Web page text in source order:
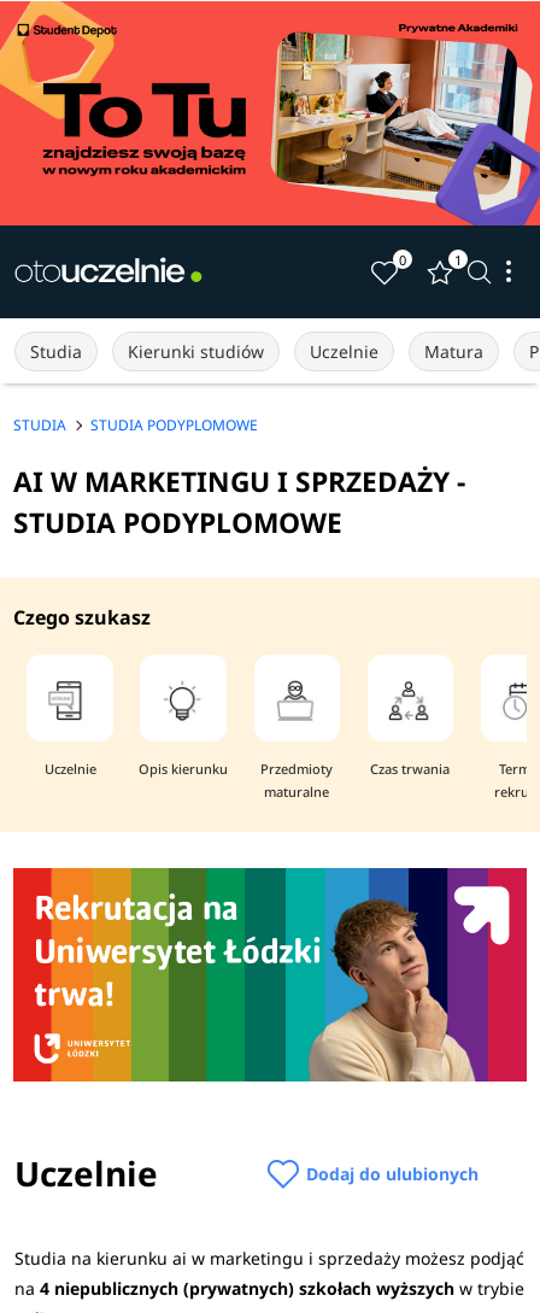
0 1
Studia Kierunki studiów Uczelnie Matura
STUDIA STUDIA PODYPLOMOWE
AI W MARKETINGU I SPRZEDAŻY -
STUDIA PODYPLOMOWE
Czego szukasz
Uczelnie Opis kierunku
Przedmioty
maturalne
Czas trwania
Uczelnie Dodaj do ulubionych
Studia na kierunku ai w marketingu i sprzedaży możesz podjąć
na 4 niepublicznych (prywatnych) szkołach wyższychw trybie